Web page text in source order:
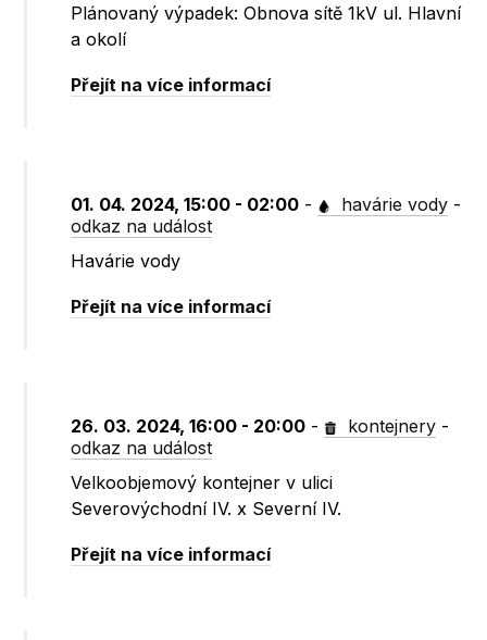
Plánovaný výpadek: Obnova sítě 1kV ul. Hlavní
a okolí
Přejít na více informací
01. 04. 2024, 15:00 - 02:00 - havárie vody -
odkaz na událost
Havárie vody
Přejít na více informací
26. 03. 2024, 16:00 - 20:00 - kontejnery -
odkaz na událost
Velkoobjemový kontejner v ulici
Severovýchodní IV. x Severní IV.
Přejít na více informací